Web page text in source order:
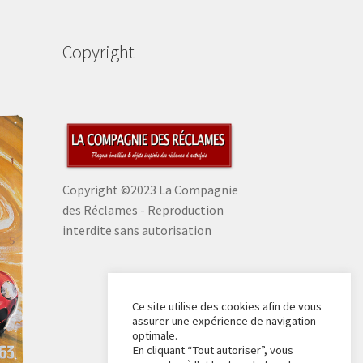
Copyright
Copyright ©2023 La Compagnie
des Réclames - Reproduction
interdite sans autorisation
Ce site utilise des cookies afin de vous
assurer une expérience de navigation
optimale.
En cliquant “Tout autoriser”, vous